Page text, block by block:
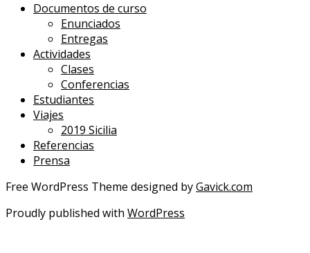
Documentos de curso
Enunciados
Entregas
Actividades
Clases
Conferencias
Estudiantes
Viajes
2019 Sicilia
Referencias
Prensa
Free WordPress Theme designed byGavick.com
Proudly published with WordPress